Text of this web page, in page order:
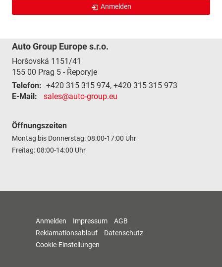
Anmelden
Auto Group Europe s.r.o.
Horšovská 1151/41
155 00 Prag 5 - Řeporyje
Telefon: +420 315 315 974, +420 315 315 973
E-Mail:
sales@auto-group.eu
Öffnungszeiten
Montag bis Donnerstag: 08:00-17:00 Uhr
Freitag: 08:00-14:00 Uhr
Anmelden Impressum
AGB
Reklamationsablauf
Datenschutz
Cookie-Einstellungen